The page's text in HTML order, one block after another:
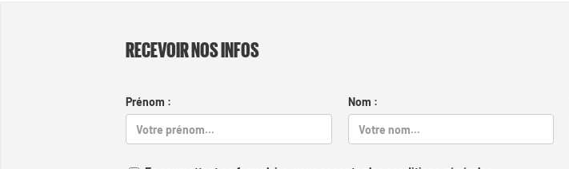
RECEVOIR NOS INFOS
Prénom : Nom :